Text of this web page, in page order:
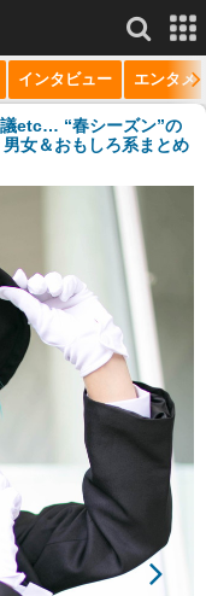
もっと見る
インタビュー エンタメ
etc… “春シーズン”の
女＆おもしろ系まとめ